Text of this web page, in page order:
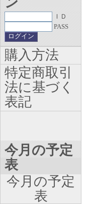
ＩＤ
PASS
購入方法
特定商取引
法に基づく
表記
今月の予定
表
今月の予定
表